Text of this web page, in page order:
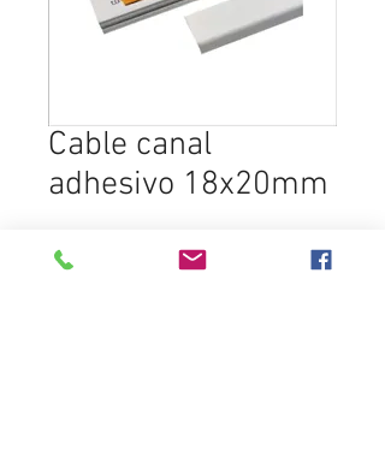
Cable canal
adhesivo 18x20mm
In den Warenkorb